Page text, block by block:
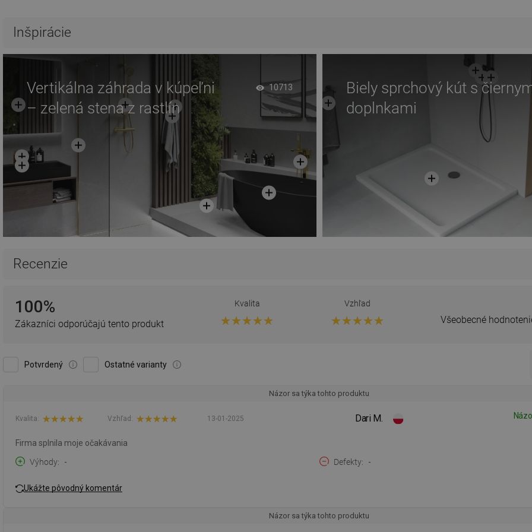
Inšpirácie
Vertikálna záhrada v kúpeľni
– zelená stena z rastlín
10713
Biely sprchový kút s
doplnkami
Recenzie
100%
Zákazníci odporúčajú tento produkt
Kvalita Vzhľad
Všeobecné
Potvrdený Ostatné varianty
Názor sa týka tohto produktu
Dari M.
13-01-2025
Kvalita: Vzhľad:
Firma splnila moje očakávania
Výhody
- Defekty -
Ukážte pôvodný komentár
Názor sa týka tohto produktu